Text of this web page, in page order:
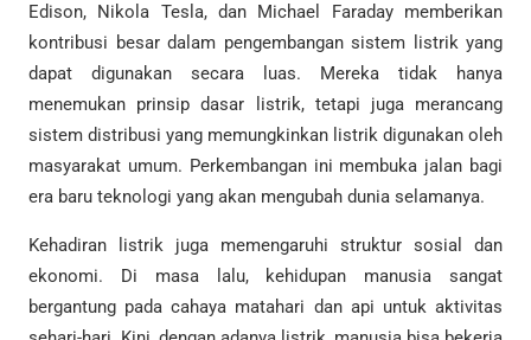
Edison, Nikola Tesla, dan Michael Faraday memberikan
kontribusi besar dalam pengembangan sistem listrik yang
dapat digunakan secara luas. Mereka tidak hanya
menemukan prinsip dasar listrik, tetapi juga merancang
sistem distribusi yang memungkinkan listrik digunakan oleh
masyarakat umum. Perkembangan ini membuka jalan bagi
era baru teknologi yang akan mengubah dunia selamanya.
Kehadiran listrik juga memengaruhi struktur sosial dan
ekonomi. Di masa lalu, kehidupan manusia sangat
bergantung pada cahaya matahari dan api untuk aktivitas